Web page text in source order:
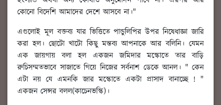
কোনো বিদেশি আমাদের দেশে আসবে না।"
এগুলোই মূল বক্তব্য যার ভিত্তিতে পান্ডুলিপির উপর নিষেধাজ্ঞা জারি
করা হল। ছোটো খাটো কিছু মন্তব্য আপনাকে আর বলিনি। যেমন
এক জায়গায় বলা হল একজন জমিদার মস্কোতে তার বাড়ি
রুচিসম্মতভাবে সাজাতে গিয়ে নিজের সর্বনাশ ডেকে আনল। " কেন
এটা নয় যে এমনকি জার মস্কোতে একটা প্রাসাদ বানাচ্ছে ! "
একজন সেন্সর বলল(কাচেনভস্কি)।